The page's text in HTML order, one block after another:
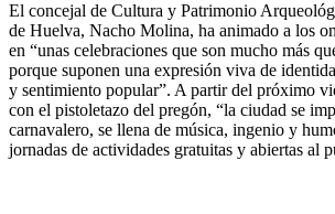
El concejal de Cultura y Patrimonio
de Huelva, Nacho Molina, ha animado a los
en “unas celebraciones que son mucho más
porque suponen una expresión viva de
y sentimiento popular”. A partir del próximo
con el pistoletazo del pregón, “la ciudad se
carnavalero, se llena de música, ingenio y
jornadas de actividades gratuitas y abiertas al